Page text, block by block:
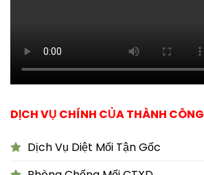
DỊCH VỤ CHÍNH CỦA THÀNH CÔNG
Dịch Vụ Diệt Mối Tận Gốc